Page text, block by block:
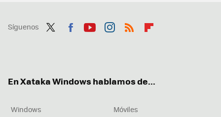
Síguenos
En Xataka Windows hablamos de...
Windows
Móviles